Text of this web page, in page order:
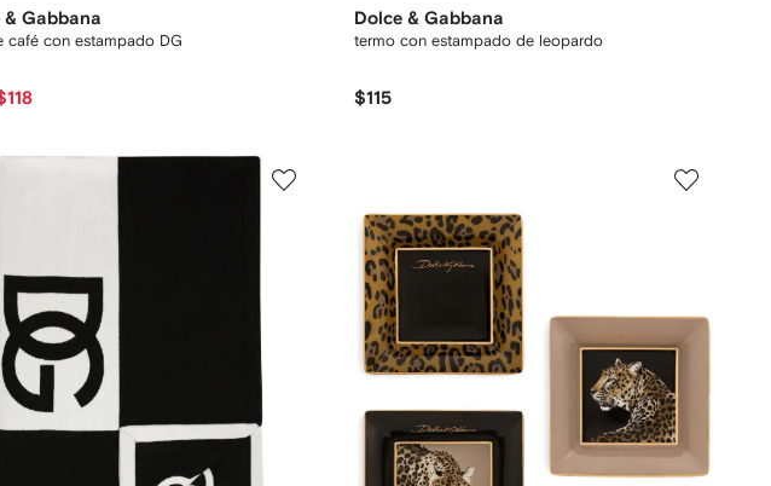
& Gabbana
café con estampado DG
Dolce & Gabbana
termo con estampado de leopardo
$115